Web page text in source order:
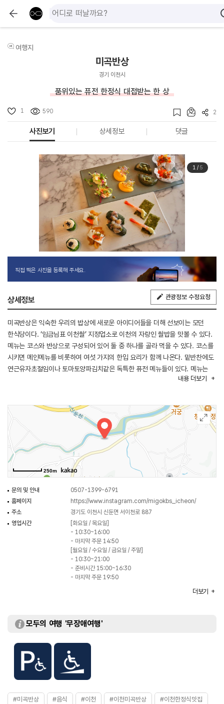
여행지
미곡반상
경기 이천시
품위있는 퓨전 한정식 대접받는 한 상
1 590 2
사진보기 상세정보 댓글
1/ 5
직접 찍은 사진을 등록해 주세요.
상세정보 관광정보 수정요청
미곡반상은 익숙한 우리의 밥상에 새로운 아이디어들을 더해 선보이는 모던
한식당이다. ‘임금님표 이천쌀’ 지정업소로 이천의 자랑인 쌀밥을 맛볼 수 있다.
메뉴는 코스와 반상으로 구성되어 있어 둘 중 하나를 골라 먹을 수 있다. 코스를
시키면 메인메뉴를 비롯하여 여섯 가지의 한입 요리가 함께 나온다. 밑반찬에도
연근유자초절임이나 토마토양파김치같은 독특한 퓨전 메뉴들이 있다. 메뉴는
간이 과하지 않고 재료 본연의 맛을 잘 살렸으며, 맛뿐만 아니라 하나하나
차돌이 올라간 비빔밥, 벌교의 통통한 꼬막이 푸짐하게 들어간 비빔밥, 매콤함이
살짝 들어간 차돌박이 전골, 칼칼한 감칠맛의 만두 전골, 얼큰 칼칼한
김치육수의 돼지김치 전골이 있다.
내용 더보기
250m
문의 및 안내
0507-1399-6791
홈페이지
https://www.instagram.com/migokbs_icheon/
주소
경기도 이천시 신둔면 서이천로 887
영업시간
[화요일 / 목요일]
- 10:30~16:00
- 마지막 주문 14:50
[월요일 / 수요일 / 금요일 / 주말]
- 10:30~21:00
- 준비시간 15:00~16:30
- 마지막 주문 19:50
대표메뉴
직화차돌 비빔밥
취급메뉴
더보기
모두의 여행 '무장애여행'
#미곡반상 #음식 #이천 #이천미곡반상 #이천한정식맛집